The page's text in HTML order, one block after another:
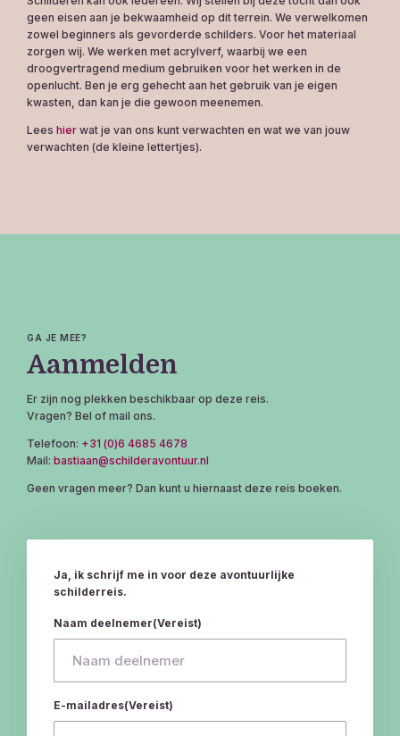
geen eisen aan je bekwaamheid op dit terrein. We verwelkomen
zowel beginners als gevorderde schilders. Voor het materiaal
zorgen wij. We werken met acrylverf, waarbij we een
droogvertragend medium gebruiken voor het werken in de
openlucht. Ben je erg gehecht aan het gebruik van je eigen
kwasten, dan kan je die gewoon meenemen.
Lees hier wat je van ons kunt verwachten en wat we van jouw
verwachten (de kleine lettertjes).
GA JE MEE?
Aanmelden
Er zijn nog plekken beschikbaar op deze reis.
Vragen? Bel of mail ons.
Telefoon: +31 (0)6 4685 4678
Mail: bastiaan@schilderavontuur.nl
Geen vragen meer? Dan kunt u hiernaast deze reis boeken.
Ja, ik schrijf me in voor deze avontuurlijke
schilderreis.
Naam deelnemer(Vereist)
E-mailadres(Vereist)